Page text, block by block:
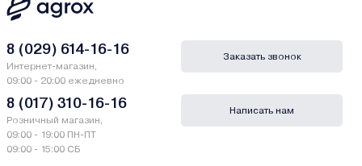
8 (029) 614-16-16
Интернет-магазин,
09:00 - 20:00 ежедневно
8 (017) 310-16-16
Розничный магазин,
09:00 - 19:00 ПН-ПТ
09:00 - 15:00 СБ
Заказать звонок
Написать нам